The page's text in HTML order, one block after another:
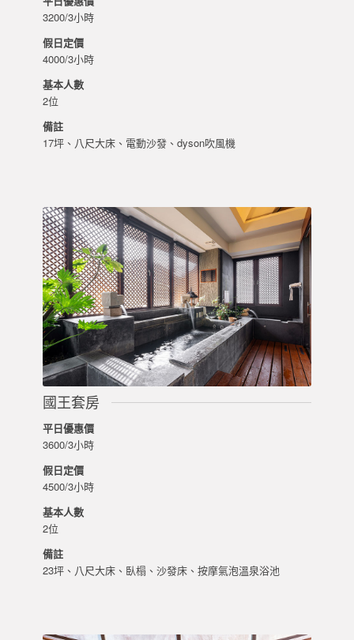
3200/3小時
假日定價
4000/3小時
基本人數
2位
備註
17坪、八尺大床、電動沙發、dyson吹風機
國王套房
平日優惠價
3600/3小時
假日定價
4500/3小時
基本人數
2位
備註
23坪、八尺大床、臥榻、沙發床、按摩氣泡溫泉浴池